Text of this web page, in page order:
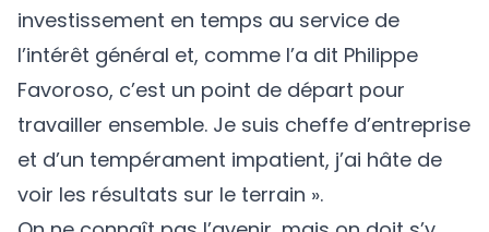
investissement en temps au service de
l’intérêt général et, comme l’a dit Philippe
Favoroso, c’est un point de départ pour
travailler ensemble. Je suis cheffe d’entreprise
et d’un tempérament impatient, j’ai hâte de
voir les résultats sur le terrain ».